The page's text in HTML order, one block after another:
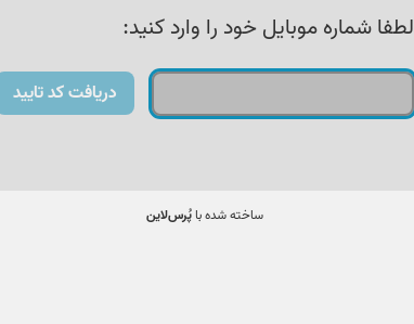
لطفا شماره موبایل خود را وارد کنید:
دریافت کد تایید
ساخته شده باپُرس‌لاین